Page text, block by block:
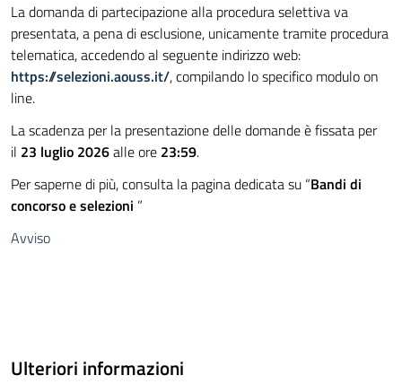
La domanda di partecipazione alla procedura selettiva va
presentata, a pena di esclusione, unicamente tramite procedura
telematica, accedendo al seguente indirizzo web:
https://selezioni.aouss.it/, compilando lo specifico modulo on
line.
La scadenza per la presentazione delle domande è fissata per
il 23 luglio 2026alle ore 23:59.
Per saperne di più, consulta la pagina dedicata su “Bandi di
concorso e selezioni ”
Avviso
Ulteriori informazioni